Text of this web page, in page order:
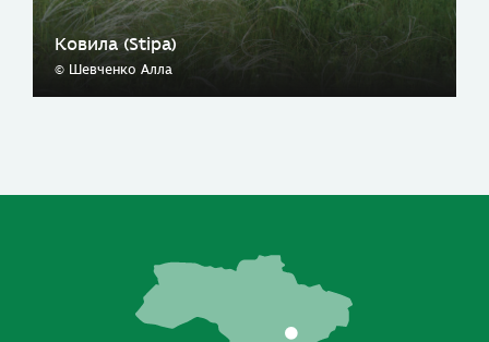
Ковила (Stipa)
© Шевченко Алла